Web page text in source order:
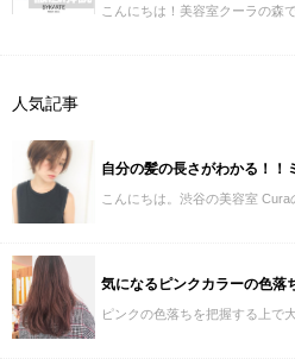
こんにちは！美容室クーラの森
人気記事
自分の髪の長さがわかる！！
こんにちは。渋谷の美容室 Cura
気になるピンクカラーの色落
ピンクの色落ちを把握する上で